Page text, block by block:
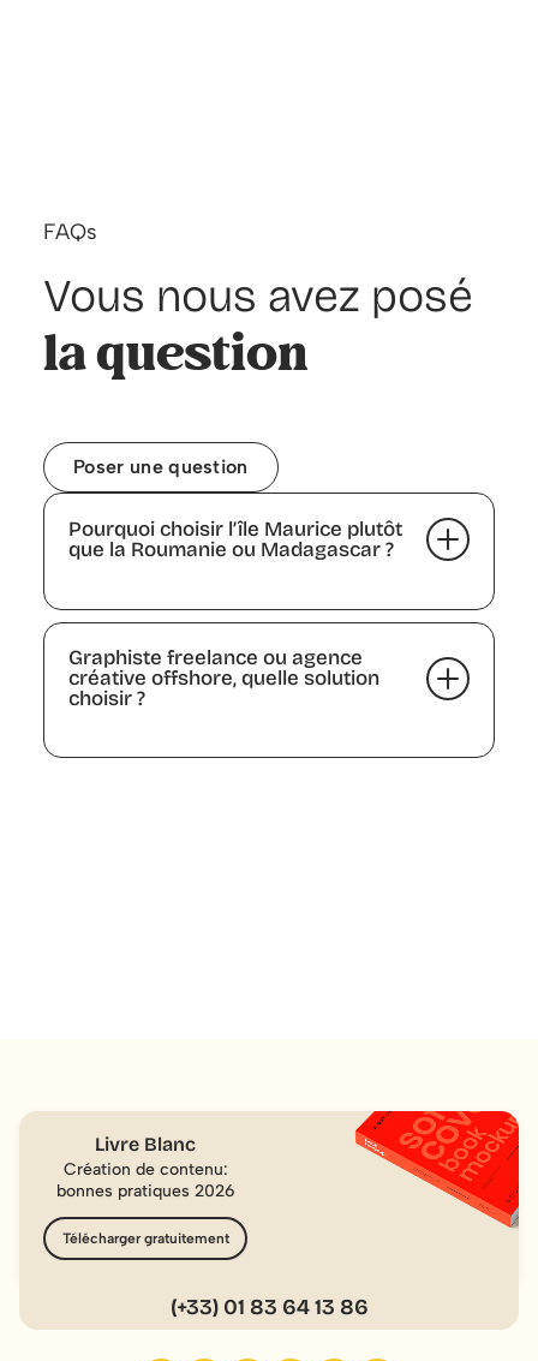
FAQs
Vous nous avez posé
la question
Poser une question
Pourquoi choisir l’île Maurice plutôt
que la Roumanie ou Madagascar ?
Graphiste freelance ou agence
créative offshore, quelle solution
choisir ?
Livre Blanc
Création de contenu:
bonnes pratiques 2026
Télécharger gratuitement
(+33) 01 83 64 13 86